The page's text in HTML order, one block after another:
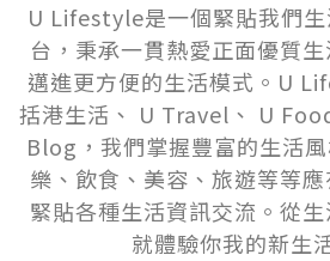
U Lifestyle是一個緊貼我們
台，秉承一貫熱愛正面優質
邁進更方便的生活模式。U
括港生活、 U Travel、 U
Blog，我們掌握豐富的生活
樂、飲食、美容、旅遊等等
緊貼各種生活資訊交流。從
就體驗你我的新生